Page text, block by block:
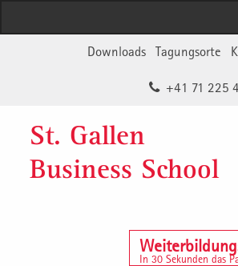
Tagungsorte
Downloads
+41 71 225
St. Gallen
Business School
In 30 Sekunden das